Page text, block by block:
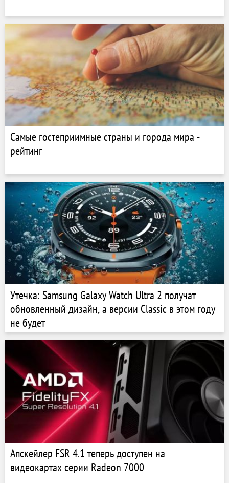
Самые гостеприимные страны и города мира -
рейтинг
Утечка: Samsung Galaxy Watch Ultra 2 получат
обновленный дизайн, а версии Classic в этом году
не будет
Апскейлер FSR 4.1 теперь доступен на
видеокартах серии Radeon 7000